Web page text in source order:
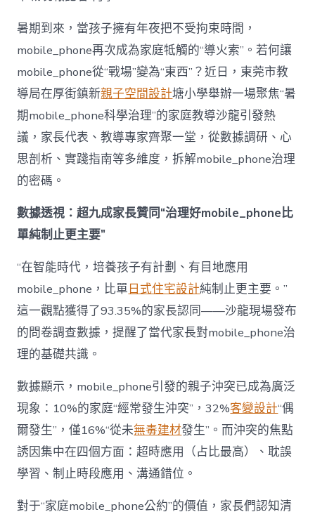
治
理
難
題？
讓
mobilJIUYI
俱
意
空
間
設
成
為
東
西”，
而
非
“家
庭
中
暑期到來，當孩子擁有年夜把不受拘束時間，
mobile_phone再次成為家庭牴觸的“導火索”。若何讓
mobile_phone從“戰場”變為“東西”？近日，東莞市教
導局在厚街鎮新親子空間設計塘小學舉辦一場聚焦“暑
期mobile_phone科學治理”的家庭教導沙龍引發熱
議，家長代表、教導專家齊聚一堂，從數據調研、心
思剖析、實踐指南等多維度，拆解mobile_phone治理
的密碼。
數據透視：超九成家長贊同“治理好mobile_phone比
單純制止更主要”
“在智能時代，培養孩子有計劃、有目地應用
mobile_phone，比單日式住宅設計純制止更主要。”
這一觀點獲得了93.35%的家長認同——沙龍現場發布
的問卷調查數據，提醒了當代家長對mobile_phone治
理的基礎共識。
數據顯示，mobile_phone引發的親子沖突已成為廣泛
現象：10%的家庭“經常發生沖突”，32%客變設計“偶
爾發生”，僅16%“從未無毒建材發生”。而沖突的焦點
誘因集中在四個方面：超時應用（占比最高）、耽誤
學習、制止時段應用、溝通錯位。
對于“家庭mobile_phone公約”的價值，家長們認知清